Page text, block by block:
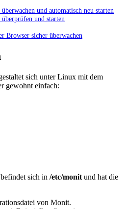
und automatisch neu starten
und starten
Browser sicher überwachen
sich unter Linux mit dem
gewohnt einfach:
sich in /etc/monit und hat die
von Monit.